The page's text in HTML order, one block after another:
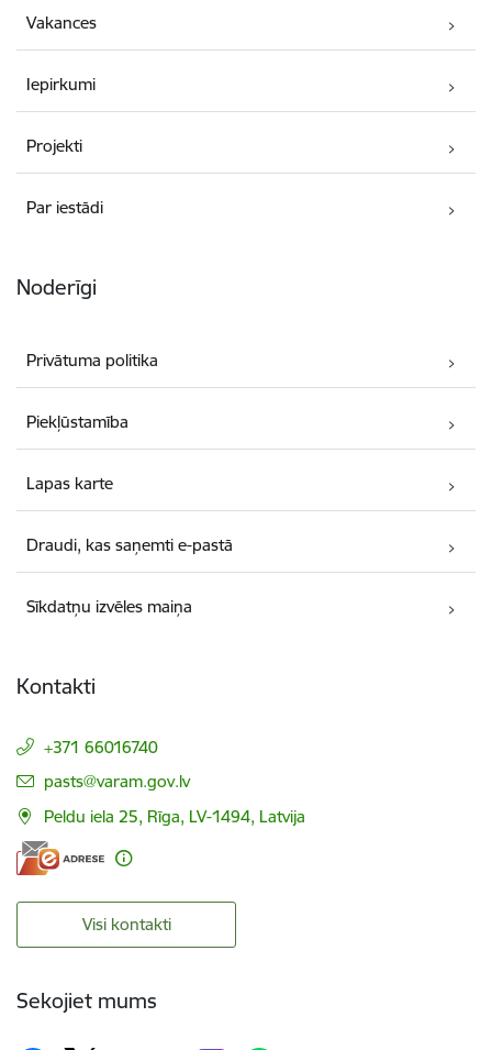
Vakances
Iepirkumi
Projekti
Par iestādi
Noderīgi
Privātuma politika
Piekļūstamība
Lapas karte
Draudi, kas saņemti e-pastā
Sīkdatņu izvēles maiņa
Kontakti
+371 66016740
E-pasts:
pasts@varam.gov.lv
Peldu iela 25, Rīga, LV-1494, Latvija
Visi kontakti
Sekojiet mums